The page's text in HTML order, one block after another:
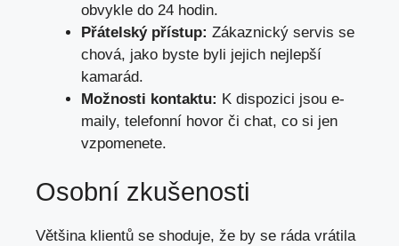
obvykle do 24 hodin.
Přátelský přístup: Zákaznický servis se
chová, jako byste byli jejich nejlepší
kamarád.
Možnosti kontaktu: K dispozici jsou e-
maily, telefonní hovor či chat, co si jen
vzpomenete.
Osobní zkušenosti
Většina klientů se shoduje, že by se ráda vrátila